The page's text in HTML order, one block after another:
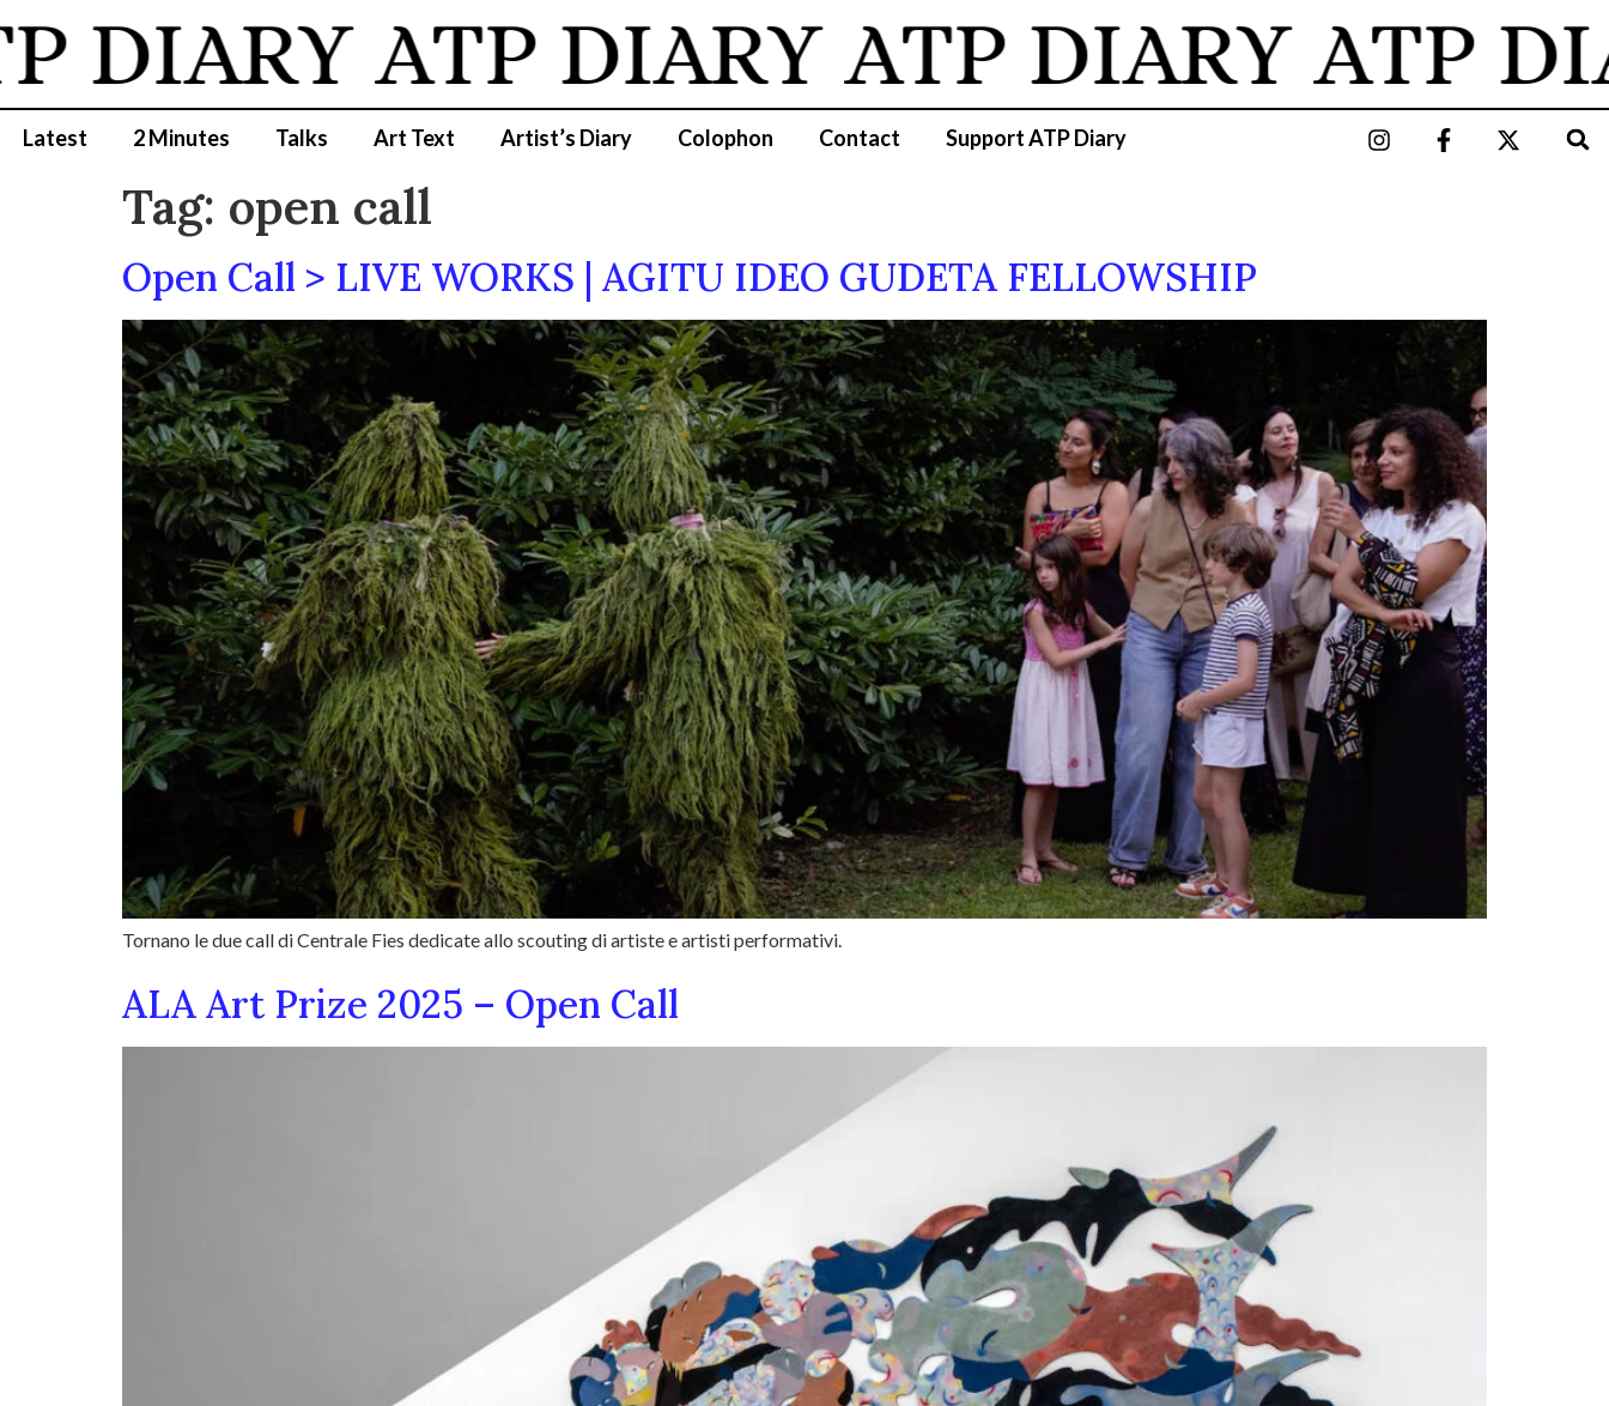
ATP DIARY ATP DIARY ATP
Latest 2 Minutes Talks Art Text Artist’s Diary Colophon Contact Support ATP Diary
Tag: open call
Open Call > LIVE WORKS | AGITU IDEO GUDETA FELLOWSHIP
Tornano le due call di Centrale Fies dedicate allo scouting di artiste e artisti performativi.
ALA Art Prize 2025 – Open Call